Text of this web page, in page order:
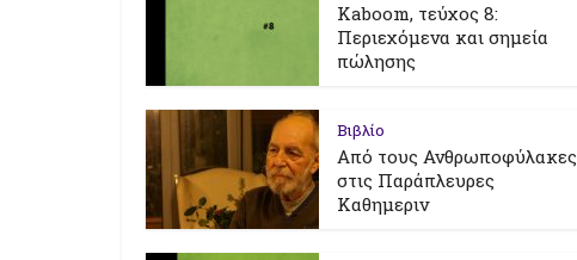
Kaboom, τεύχος 8:
Περιεχόμενα και σημεία
πώλησης
Βιβλίο
Από τους Ανθρωποφύλακες
στις Παράπλευρες
Καθημεριν